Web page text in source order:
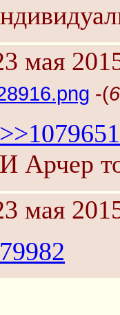
мая
-(
>>1079651
И Арчер
мая